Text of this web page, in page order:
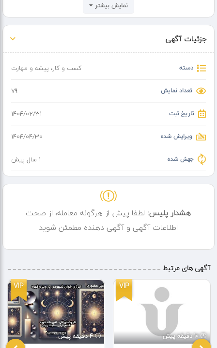
انجام ابکاری ب صورت تخصصی بروی فلزات
پوشش فسفاته بر روی فولاد و چدن
نمایش بیشتر
جزئیات آگهی
دسته کسب و کار، پیشه و مهارت
تعداد نمایش 79
تاریخ ثبت ۱۴۰۴/۰۲/۳۱
ویرایش شده ۱۴۰۴/۰۴/۳۰
جهش شده 1 سال پیش
هشدار پلیس: لطفا پیش از هرگونه معامله، از صحت
اطلاعات آگهی و آگهی دهنده مطمئن شوید
آگهی های مرتبط
VIP
4 دقیقه پیش
VIP
10 دقیقه پیش